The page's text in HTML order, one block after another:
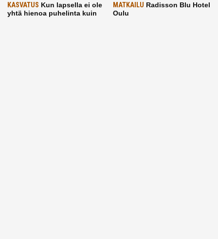
KASVATUS Kun lapsella ei ole
yhtä hienoa puhelinta kuin
MATKAILU Radisson Blu Hotel
Oulu